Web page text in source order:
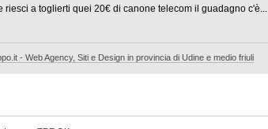
riesci a toglierti quei 20€ di canone telecom il guadagno c'è...
- Web Agency, Siti e Design in provincia di Udine e medio friuli